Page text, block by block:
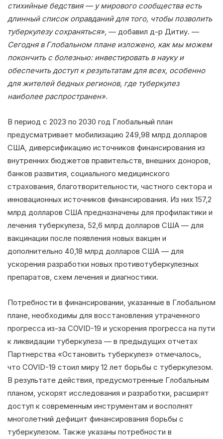
стихийные бедствия — у мирового сообщества есть
длинный список оправданий для того, чтобы позволить
туберкулезу сохраняться», — добавил д-р Дитиу. —
Сегодня в Глобальном плане изложено, как мы можем
покончить с болезнью: инвестировать в науку и
обеспечить доступ к результатам для всех, особенно
для жителей бедных регионов, где туберкулез
наиболее распространен».
В период с 2023 по 2030 год Глобальный план
предусматривает мобилизацию 249,98 млрд долларов
США, диверсификацию источников финансирования из
внутренних бюджетов правительств, внешних доноров,
банков развития, социального медицинского
страхования, благотворительности, частного сектора и
инновационных источников финансирования. Из них 157,2
млрд долларов США предназначены для профилактики и
лечения туберкулеза, 52,6 млрд долларов США — для
вакцинации после появления новых вакцин и
дополнительно 40,18 млрд долларов США — для
ускорения разработки новых противотуберкулезных
препаратов, схем лечения и диагностики.
Потребности в финансировании, указанные в Глобальном
плане, необходимы для восстановления утраченного
прогресса из-за COVID-19 и ускорения прогресса на пути
к ликвидации туберкулеза — в предыдущих отчетах
Партнерства «Остановить туберкулез» отмечалось,
что COVID-19 стоил миру 12 лет борьбы с туберкулезом.
В результате действия, предусмотренные Глобальным
планом, ускорят исследования и разработки, расширят
доступ к современным инструментам и восполнят
многолетний дефицит финансирования борьбы с
туберкулезом. Также указаны потребности в